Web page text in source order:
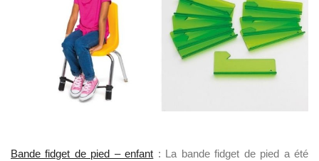
Bande fidget de pied – enfant : La bande fidget de pied a été